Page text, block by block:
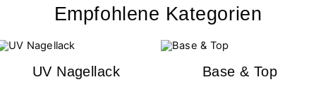
Empfohlene Kategorien
UV Nagellack Base & Top